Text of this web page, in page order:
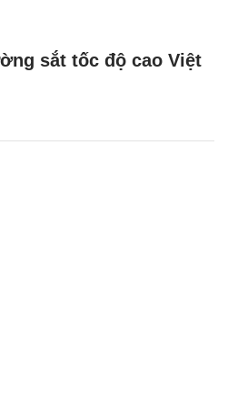
sắt tốc độ cao Việt